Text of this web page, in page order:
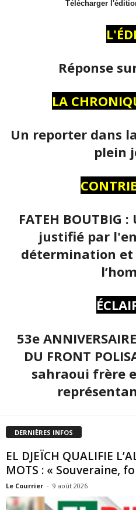
Télécharger
Réponse
LA
Un reporter dans
plein
FATEH BOUTBIG
justifié par
détermination et
53e
DU FRONT
sahraoui frère
DERNIÈRES INFOS
EL DJEÏCH QUALIFIE
MOTS : « Souveraine,
Le Courrier - 9 août 2026